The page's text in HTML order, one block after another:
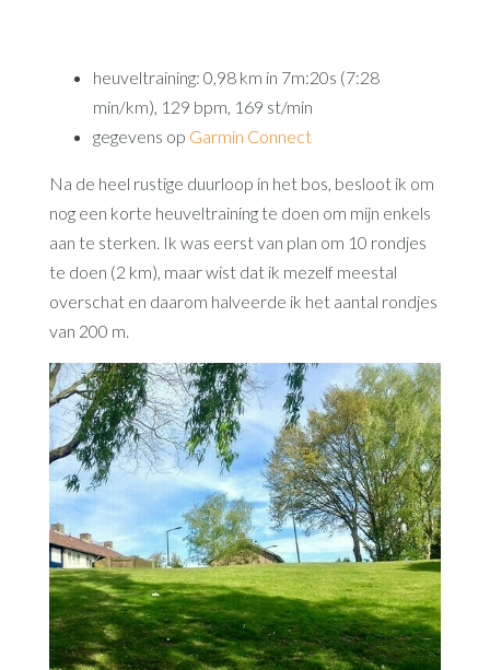
heuveltraining: 0,98 km in 7m:20s (7:28
min/km), 129 bpm, 169 st/min
gegevens op Garmin Connect
Na de heel rustige duurloop in het bos, besloot ik om
nog een korte heuveltraining te doen om mijn enkels
aan te sterken. Ik was eerst van plan om 10 rondjes
te doen (2 km), maar wist dat ik mezelf meestal
overschat en daarom halveerde ik het aantal rondjes
van 200 m.